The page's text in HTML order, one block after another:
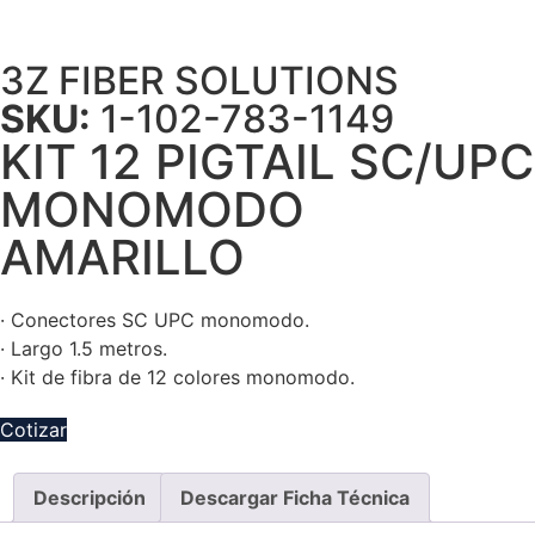
3Z FIBER SOLUTIONS
SKU: 1-102-783-1149
KIT 12 PIGTAIL SC/UPC
MONOMODO
AMARILLO
· Conectores SC UPC monomodo.
· Largo 1.5 metros.
· Kit de fibra de 12 colores monomodo.
Cotizar
Descripción Descargar Ficha Técnica